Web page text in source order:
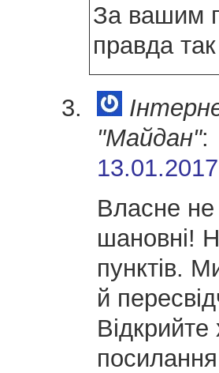
За вашим
правда
"Майдан":
Власне не
шановні!
пунктів.
й
Відкрийте